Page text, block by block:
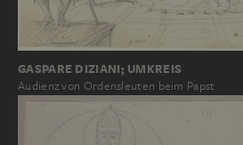
GASPARE DIZIANI; UMKREIS
Audienz von Ordensleuten beim Papst